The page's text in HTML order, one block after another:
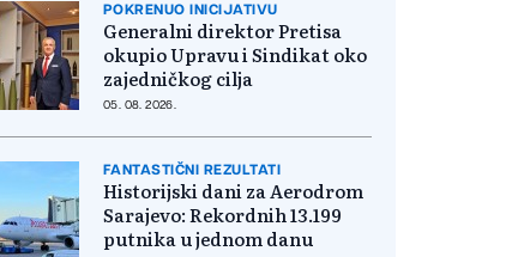
POKRENUO INICIJATIVU
Generalni direktor Pretisa
okupio Upravu i Sindikat oko
zajedničkog cilja
05. 08. 2026.
FANTASTIČNI REZULTATI
Historijski dani za Aerodrom
Sarajevo: Rekordnih 13.199
putnika u jednom danu